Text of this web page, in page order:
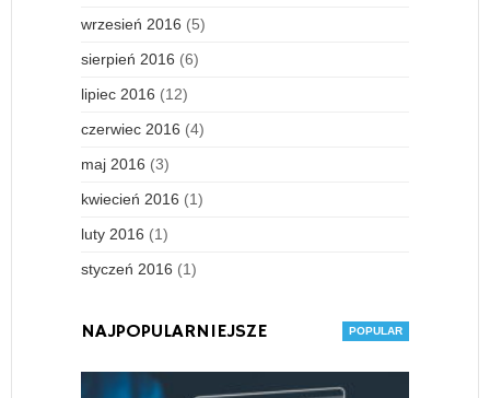
wrzesień 2016 (5)
sierpień 2016 (6)
lipiec 2016 (12)
czerwiec 2016 (4)
maj 2016 (3)
kwiecień 2016 (1)
luty 2016 (1)
styczeń 2016 (1)
NAJPOPULARNIEJSZE